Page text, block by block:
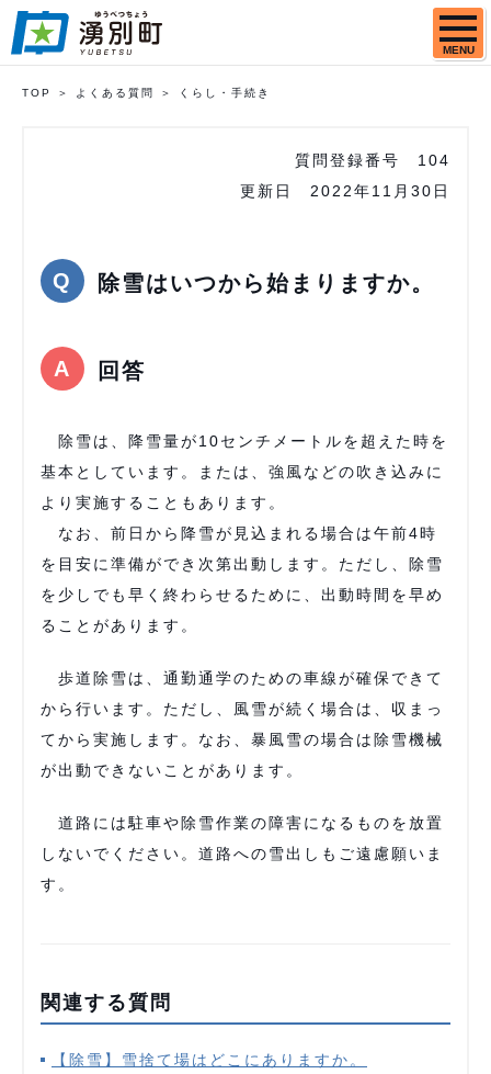
MENU
TOP よくある質問 くらし・手続き
質問登録番号
104
更新日
2022年11月30日
除雪はいつから始まりますか。
回答
除雪は、降雪量が10センチメートルを超えた時を
基本としています。または、強風などの吹き込みに
より実施することもあります。
なお、前日から降雪が見込まれる場合は午前4時
を目安に準備ができ次第出動します。ただし、除雪
を少しでも早く終わらせるために、出動時間を早め
ることがあります。
歩道除雪は、通勤通学のための車線が確保できて
から行います。ただし、風雪が続く場合は、収まっ
てから実施します。なお、暴風雪の場合は除雪機械
が出動できないことがあります。
道路には駐車や除雪作業の障害になるものを放置
しないでください。道路への雪出しもご遠慮願いま
す。
関連する質問
【除雪】雪捨て場はどこにありますか。